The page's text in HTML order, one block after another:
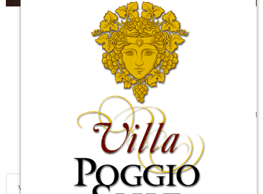
Vini tradizionali prodotti con sistemi moderni: è questa la filosofia di Villa
Poggio Salvi. Perché il vino si fa in vigna, ma nella cantina bisogna saperlo
accompagnare con sapienza, rispettando le caratteristiche che ogni annata
regala. Villa Poggio Salvi per struttura e modernità è un'azienda che guarda
al futuro rispettando il passato basandosi sulla semplice eleganza del
Sangiovese Grosso affinato in botti di rovere di grande capacità come da
storica tradizione. Villa Poggio Salvi deve il suo nome alla felice posizione sul
versante Sud di Montalcino che guarda il mare Tirreno. L'aria pulita, i
profumi che arrivano dai folti boschi di lecci che circondano l'Azienda e dalla
macchia mediterranea, hanno attirato qui, fin dall'antichità le genti che
provenivano dalla Maremma.
VEDI COME